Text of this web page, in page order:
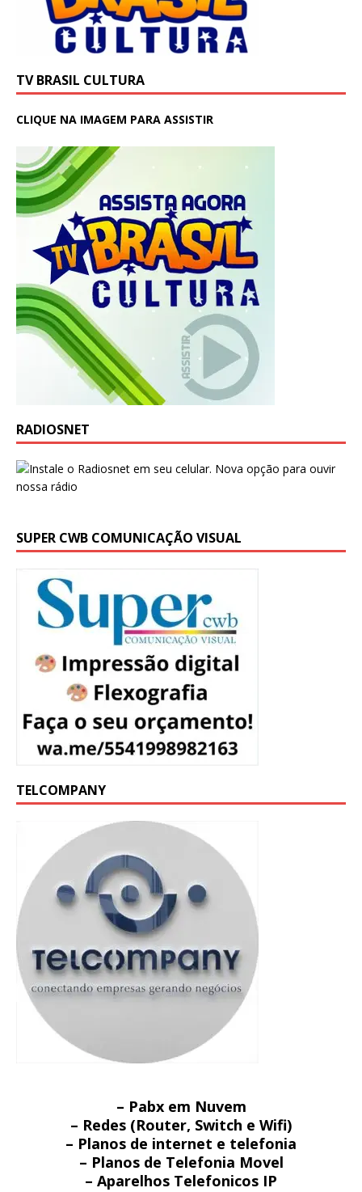
TV BRASIL CULTURA
CLIQUE NA IMAGEM PARA ASSISTIR
RADIOSNET
SUPER CWB COMUNICAÇÃO VISUAL
TELCOMPANY
– Pabx em Nuvem
– Redes (Router, Switch e Wifi)
– Planos de internet e telefonia
– Planos de Telefonia Movel
– Aparelhos Telefonicos IP